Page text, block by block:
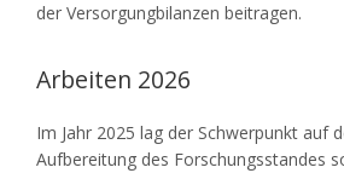
der Versorgungbilanzen beitragen.
Arbeiten 2026
Im Jahr 2025 lag der Schwerpunkt auf
Aufbereitung des Forschungsstandes